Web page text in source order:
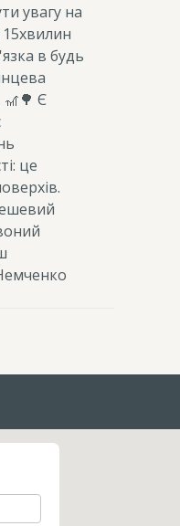
увагу на
15хвилин
в будь
Є
це